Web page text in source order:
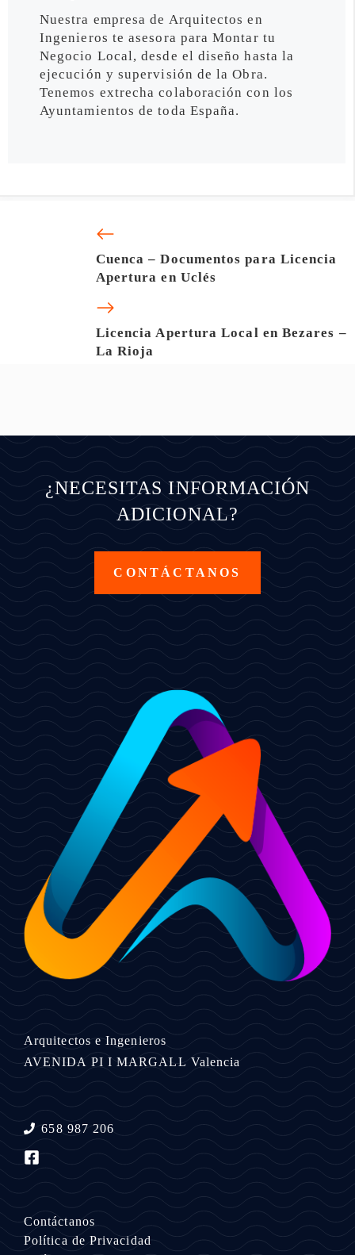
Nuestra empresa de Arquitectos en
Ingenieros te asesora para Montar tu
Negocio Local, desde el diseño hasta la
ejecución y supervisión de la Obra.
Tenemos extrecha colaboración con los
Ayuntamientos de toda España.
Cuenca – Documentos para Licencia
Apertura en Uclés
Licencia Apertura Local en Bezares –
La Rioja
¿NECESITAS INFORMACIÓN
ADICIONAL?
CONTÁCTANOS
Arquitectos e Ingenieros
AVENIDA PI I MARGALL Valencia
658 987 206
Contáctanos
Política de Privacidad